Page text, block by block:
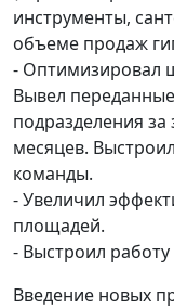
инструменты,
объеме продаж
- Оптимизировал
Вывел
подразделения
месяцев.
команды.
- Увеличил
площадей.
- Выстроил
Введение новых